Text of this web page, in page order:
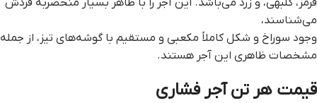
قرمز، گلبهی، و زرد می‌باشد. این آجر را با ظاهر بسیار منحصربه فردش
می‌شناسند،
وجود سوراخ و شکل کاملاً مکعبی و مستقیم با گوشه‌های تیز، از جمله
مشخصات ظاهری این آجر هستند.
قيمت هر تن آجر فشاري